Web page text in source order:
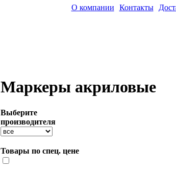
О компании Контакты
Маркеры акриловые
Выберите
производителя
Товары по спец. цене